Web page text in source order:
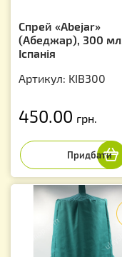
Спрей «Abejar»
(Абеджар), 300 мл.
Іспанія
Артикул: KIB300
450.00 грн.